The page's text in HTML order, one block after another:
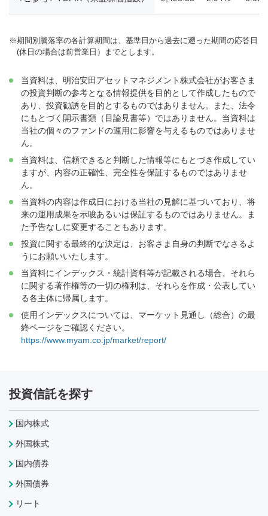
※期間別騰落率の各計算期間は、基準日から過去に遡った期間の応答日
(休日の場合は前営業日）までとします。
当資料は、明治安田アセットマネジメント株式会社がお客さま
の投資判断の参考となる情報提供を目的として作成したもので
あり、投資勧誘を目的とするものではありません。また、法令
にもとづく開示書類（目論見書等）ではありません。当資料は
当社の個々のファンドの運用に影響を与えるものではありませ
ん。
当資料は、信頼できると判断した情報等にもとづき作成してい
ますが、内容の正確性、完全性を保証するものではありませ
ん。
当資料の内容は作成日における当社の見解に基づいており、将
来の運用成果を示唆あるいは保証するものではありません。ま
た予告なしに変更することもあります。
投資に関する最終的な決定は、お客さま自身の判断でなさるよ
うにお願いいたします。
当資料にインデックス・統計資料等が記載される場合、それら
に関する著作権等の一切の権利は、それらを作成・公表してい
る各主体に帰属します。
使用インデックスについては、マーケット見通し（総合）の最
終ページをご確認ください。
https://www.myam.co.jp/market/report/
投資信託を探す
国内株式
外国株式
国内債券
外国債券
リート